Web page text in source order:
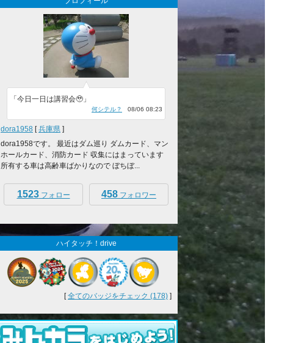
「今日一日は講習会🥹」
何シテル？ 08/06 08:23
dora1958 [兵庫県 ]
dora1958です。 最近はダム巡り ダムカード、マン
ホールカード、消防カード 収集にはまっています
所有する車は高齢車ばかりなので ぼちぼ...
1523フォロー 458 フォロワー
ハイタッチ！drive
[全てのバッジをチェック (178) ]